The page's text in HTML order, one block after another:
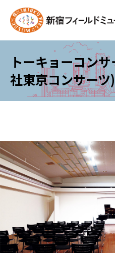
トーキョーコン
社東京コンサーツ)